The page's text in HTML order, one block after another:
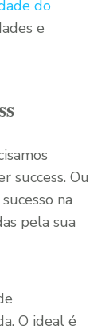
do
e
success. Ou
na
pela sua
O ideal é